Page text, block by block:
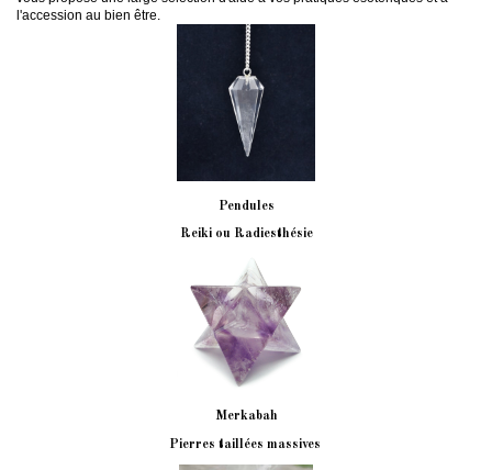
l'accession au bien être.
Pendules
Reiki ou Radiesthésie
Merkabah
Pierres taillées massives